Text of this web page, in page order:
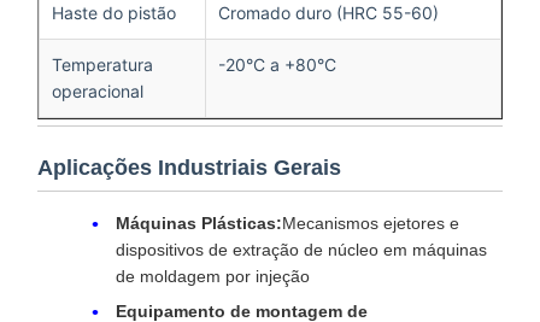
Haste do pistão Cromado duro (HRC 55-60)
Temperatura
operacional
-20°C a +80°C
Aplicações Industriais Gerais
Máquinas Plásticas:Mecanismos ejetores e
dispositivos de extração de núcleo em máquinas
de moldagem por injeção
Equipamento de montagem de